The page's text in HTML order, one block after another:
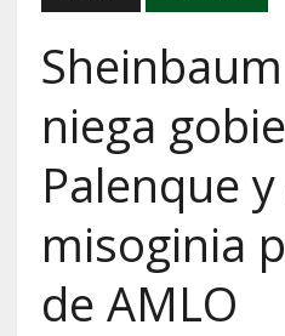
niega
Palenque
misoginia
de AMLO